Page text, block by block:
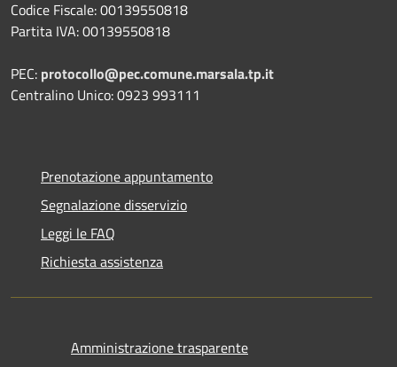
Codice Fiscale: 00139550818
Partita IVA: 00139550818
PEC: protocollo@pec.comune.marsala.tp.it
Centralino Unico: 0923 993111
Prenotazione appuntamento
Segnalazione disservizio
Leggi le FAQ
Richiesta assistenza
Amministrazione trasparente